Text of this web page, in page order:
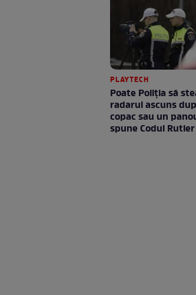
PLAYTECH
Poate Poliția să
radarul ascuns
copac sau un
spune Codul Rutier